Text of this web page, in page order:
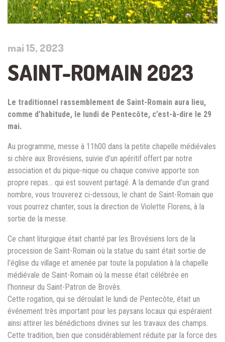
mai 15, 2023
SAINT-ROMAIN 2023
Le traditionnel rassemblement de Saint-Romain aura lieu,
comme d’habitude, le lundi de Pentecôte, c’est-à-dire le 29
mai.
Au programme, messe à 11h00 dans la petite chapelle médiévales
si chère aux Brovésiens, suivie d’un apéritif offert par notre
association et du pique-nique ou chaque convive apporte son
propre repas… qui est souvent partagé. A la demande d’un grand
nombre, vous trouverez ci-dessous, le chant de Saint-Romain que
vous pourrez chanter, sous la direction de Violette Florens, à la
sortie de la messe.
Ce chant liturgique était chanté par les Brovésiens lors de la
procession de Saint-Romain où la statue du saint était sortie de
l’église du village et amenée par toute la population à la chapelle
médiévale de Saint-Romain où la messe était célébrée en
l’honneur du Saint-Patron de Brovès.
Cette rogation, qui se déroulait le lundi de Pentecôte, était un
événement très important pour les paysans locaux qui espéraient
ainsi attirer les bénédictions divines sur les travaux des champs.
Cette tradition, bien que considérablement réduite par la force des